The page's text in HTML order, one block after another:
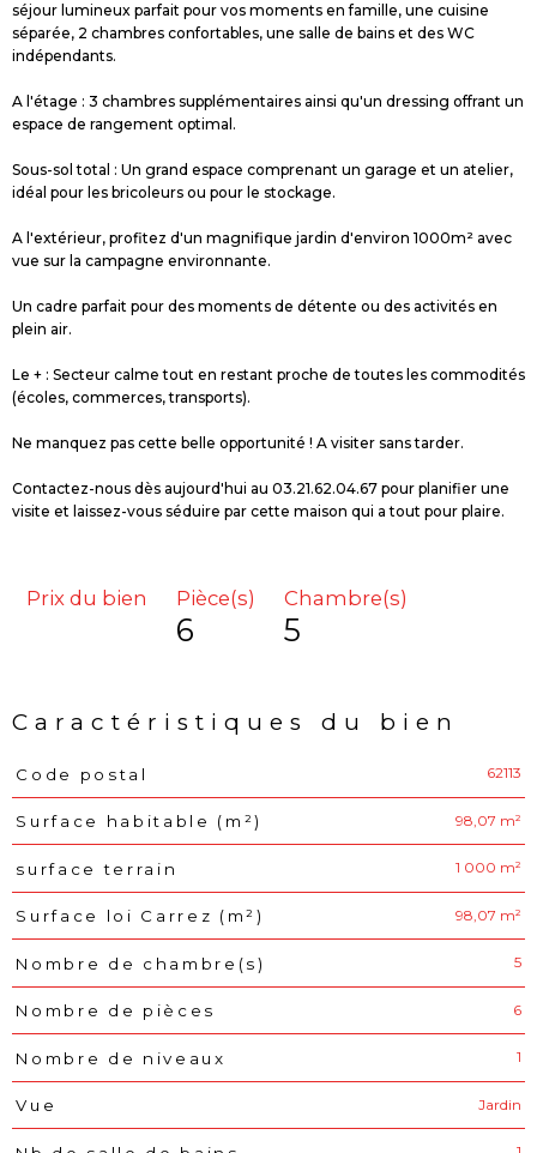
séjour lumineux parfait pour vos moments en famille, une cuisine
séparée, 2 chambres confortables, une salle de bains et des WC
indépendants.
A l'étage : 3 chambres supplémentaires ainsi qu'un dressing offrant un
espace de rangement optimal.
Sous-sol total : Un grand espace comprenant un garage et un atelier,
idéal pour les bricoleurs ou pour le stockage.
A l'extérieur, profitez d'un magnifique jardin d'environ 1000m² avec
vue sur la campagne environnante.
Un cadre parfait pour des moments de détente ou des activités en
plein air.
Le + : Secteur calme tout en restant proche de toutes les commodités
(écoles, commerces, transports).
Ne manquez pas cette belle opportunité ! A visiter sans tarder.
Contactez-nous dès aujourd'hui au 03.21.62.04.67 pour planifier une
visite et laissez-vous séduire par cette maison qui a tout pour plaire.
Prix du bien Pièce(s)
6
Chambre(s)
5
Caractéristiques du bien
Caractéristiques Valeurs
Code postal 62113
Surface habitable (m²) 98,07 m²
surface terrain 1 000 m²
Surface loi Carrez (m²) 98,07 m²
Nombre de chambre(s) 5
Nombre de pièces 6
Nombre de niveaux 1
Vue Jardin